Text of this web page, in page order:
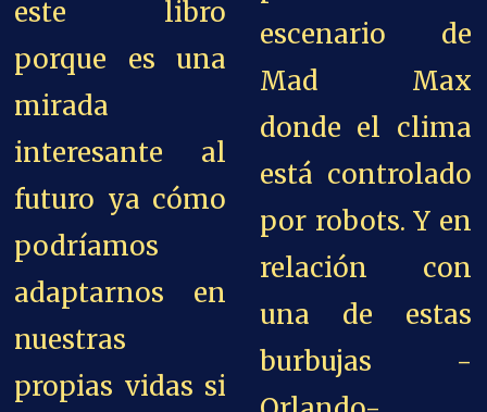
este libro
porque es una
mirada
interesante al
futuro ya cómo
podríamos
adaptarnos en
nuestras
propias vidas si
escenario de
Mad Max
donde el clima
está controlado
por robots. Y en
relación con
una de estas
burbujas -